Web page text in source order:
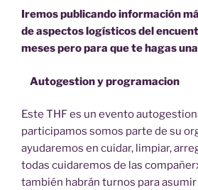
Iremos publicando información
de aspectos logísticos del
meses pero para que te hagas
Autogestion y programacion
Este THF es un evento
participamos somos parte de su
ayudaremos en cuidar, limpiar,
todas cuidaremos de las
también habrán turnos para